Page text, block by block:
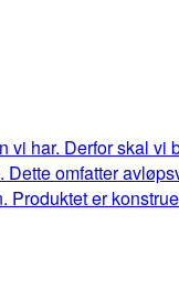
vi har. Derfor skal
omfatter
er